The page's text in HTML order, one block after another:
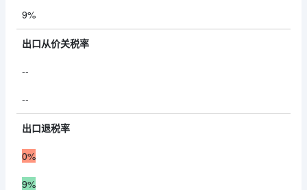
9%
出口从价关税率
--
--
出口退税率
0%
9%